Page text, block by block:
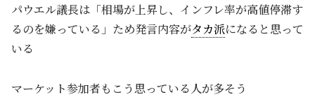
パウエル議長は「相場が上昇し、インフレ率が高値停滞す
るのを嫌っている」ため発言内容がタカ派になると思って
いる
マーケット参加者もこう思っている人が多そう